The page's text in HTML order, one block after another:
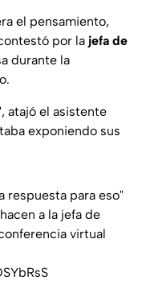
el pensamiento,
por la jefa de
durante la
, atajó el asistente
exponiendo sus
respuesta para eso"
a la jefa de
virtual